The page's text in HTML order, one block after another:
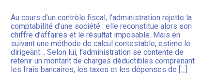
Au cours d’un contrôle fiscal, l’administration rejette la
comptabilité d’une société : elle reconstitue alors son
chiffre d’affaires et le résultat imposable. Mais en
suivant une méthode de calcul contestable, estime le
dirigeant… Selon lui, l’administration se contente de
retenir un montant de charges déductibles comprenant
les frais bancaires, les taxes et les dépenses de […]